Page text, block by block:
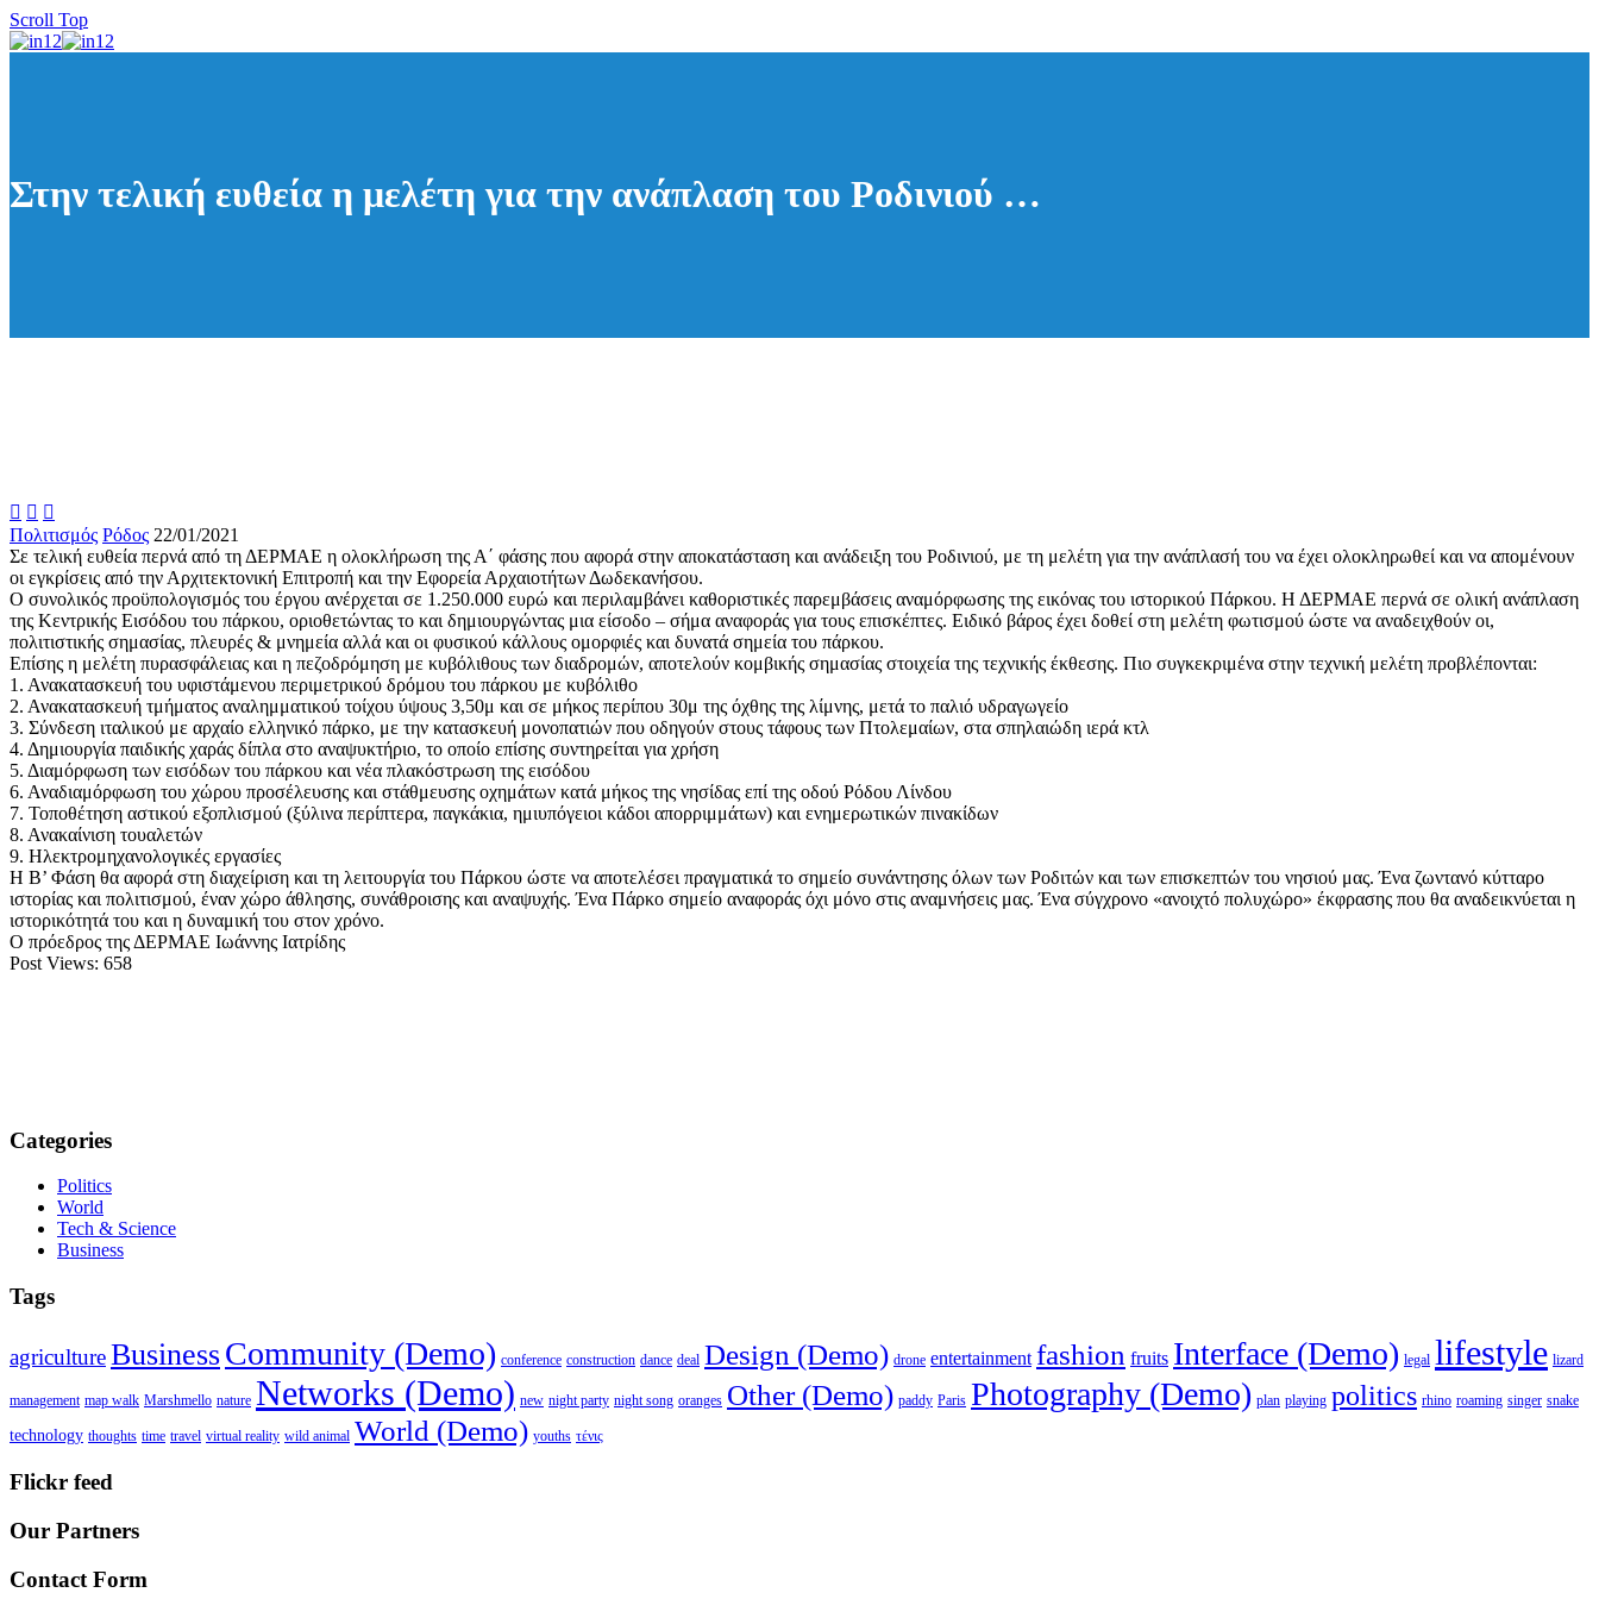
Scroll Top
Στην τελική ευθεία η μελέτη για την ανάπλαση του Ροδινιού …
  
Πολιτισμός Ρόδος 22/01/2021
Σε τελική ευθεία περνά από τη ΔΕΡΜΑΕ η ολοκλήρωση της Α΄ φάσης που αφορά στην αποκατάσταση και ανάδειξη του Ροδινιού, με τη μελέτη για την ανάπλασή του να έχει ολοκληρωθεί και να απομένουν
οι εγκρίσεις από την Αρχιτεκτονική Επιτροπή και την Εφορεία Αρχαιοτήτων Δωδεκανήσου.
Ο συνολικός προϋπολογισμός του έργου ανέρχεται σε 1.250.000 ευρώ και περιλαμβάνει καθοριστικές παρεμβάσεις αναμόρφωσης της εικόνας του ιστορικού Πάρκου. Η ΔΕΡΜΑΕ περνά σε ολική ανάπλαση
της Κεντρικής Εισόδου του πάρκου, οριοθετώντας το και δημιουργώντας μια είσοδο – σήμα αναφοράς για τους επισκέπτες. Ειδικό βάρος έχει δοθεί στη μελέτη φωτισμού ώστε να αναδειχθούν οι,
πολιτιστικής σημασίας, πλευρές & μνημεία αλλά και οι φυσικού κάλλους ομορφιές και δυνατά σημεία του πάρκου.
Επίσης η μελέτη πυρασφάλειας και η πεζοδρόμηση με κυβόλιθους των διαδρομών, αποτελούν κομβικής σημασίας στοιχεία της τεχνικής έκθεσης. Πιο συγκεκριμένα στην τεχνική μελέτη προβλέπονται:
1. Ανακατασκευή του υφιστάμενου περιμετρικού δρόμου του πάρκου με κυβόλιθο
2. Ανακατασκευή τμήματος αναλημματικού τοίχου ύψους 3,50μ και σε μήκος περίπου 30μ της όχθης της λίμνης, μετά το παλιό υδραγωγείο
3. Σύνδεση ιταλικού με αρχαίο ελληνικό πάρκο, με την κατασκευή μονοπατιών που οδηγούν στους τάφους των Πτολεμαίων, στα σπηλαιώδη ιερά κτλ
4. Δημιουργία παιδικής χαράς δίπλα στο αναψυκτήριο, το οποίο επίσης συντηρείται για χρήση
5. Διαμόρφωση των εισόδων του πάρκου και νέα πλακόστρωση της εισόδου
6. Αναδιαμόρφωση του χώρου προσέλευσης και στάθμευσης οχημάτων κατά μήκος της νησίδας επί της οδού Ρόδου Λίνδου
7. Τοποθέτηση αστικού εξοπλισμού (ξύλινα περίπτερα, παγκάκια, ημιυπόγειοι κάδοι απορριμμάτων) και ενημερωτικών πινακίδων
8. Ανακαίνιση τουαλετών
9. Ηλεκτρομηχανολογικές εργασίες
Η Β’ Φάση θα αφορά στη διαχείριση και τη λειτουργία του Πάρκου ώστε να αποτελέσει πραγματικά το σημείο συνάντησης όλων των Ροδιτών και των επισκεπτών του νησιού μας. Ένα ζωντανό κύτταρο
ιστορίας και πολιτισμού, έναν χώρο άθλησης, συνάθροισης και αναψυχής. Ένα Πάρκο σημείο αναφοράς όχι μόνο στις αναμνήσεις μας. Ένα σύγχρονο «ανοιχτό πολυχώρο» έκφρασης που θα αναδεικνύεται η
ιστορικότητά του και η δυναμική του στον χρόνο.
O πρόεδρος της ΔΕΡΜΑΕ Ιωάννης Ιατρίδης
Post Views: 658
Categories
Politics
World
Tech & Science
Business
Tags
agricultureBusinessCommunity (Demo) conference construction dance deal Design (Demo) drone entertainment fashion fruits Interface (Demo) legal lifestyle lizard
management map walk Marshmello nature Networks (Demo) new night party night song oranges Other (Demo) paddy Paris Photography (Demo) plan playing politics rhino roaming singer snake
technology thoughts time travel virtual reality wild animal World (Demo) youths τένις
Flickr feed
Our Partners
Contact Form